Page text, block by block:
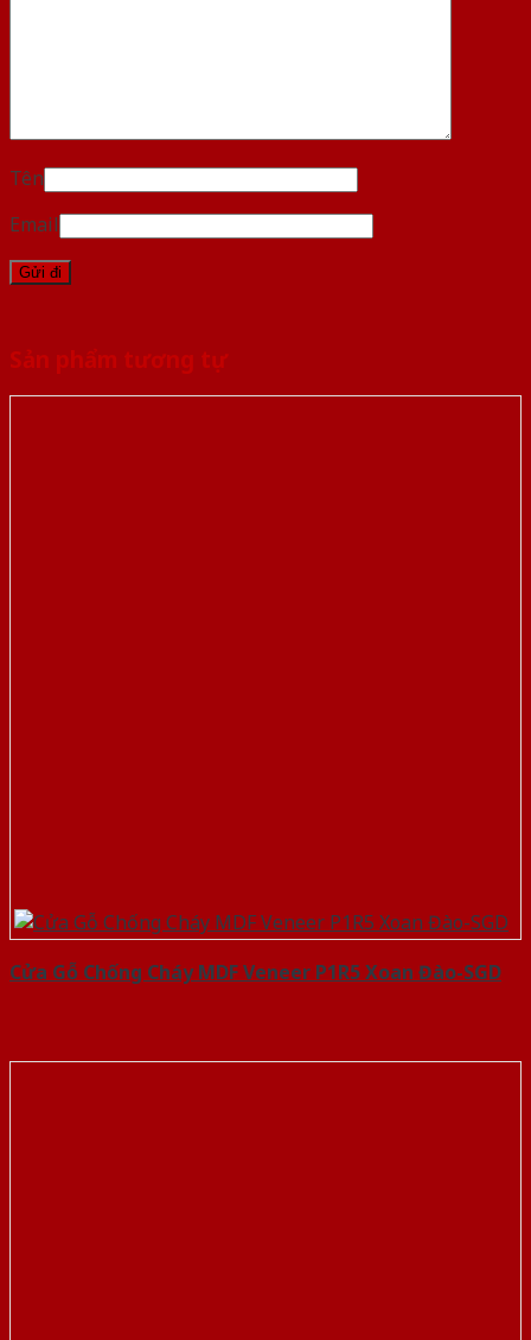
Tên
Email
Sản phẩm tương tự
Cửa Gỗ Chống Cháy MDF Veneer P1R5 Xoan Đào-SGD